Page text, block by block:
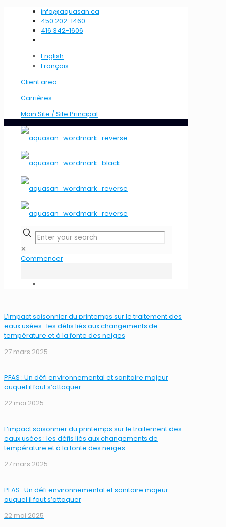
info@aquasan.ca
450 202-1460
416 342-1606
English
Français
Client area
Carrières
Main Site / Site Principal
✕
Commencer
L’impact saisonnier du printemps sur le traitement des
eaux usées : les défis liés aux changements de
température et à la fonte des neiges
27 mars 2025
PFAS : Un défi environnemental et sanitaire majeur
auquel il faut s’attaquer
22 mai 2025
L’impact saisonnier du printemps sur le traitement des
eaux usées : les défis liés aux changements de
température et à la fonte des neiges
27 mars 2025
PFAS : Un défi environnemental et sanitaire majeur
auquel il faut s’attaquer
22 mai 2025